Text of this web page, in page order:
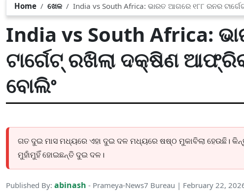
Home ଖେଳ India vs South Africa: ଭାରତ ଆଗରେ ୧୮୮ ରନର
India vs South Africa:
ଟାର୍ଗେଟ୍ ରଖିଲା ଦକ୍ଷିଣ
ବୋଲିଂ
ଗତ ଦୁଇ ମାସ ମଧ୍ୟରେ ଏହା ଦୁଇ ଦଳ ମଧ୍ୟରେ ଷଷ୍ଠ ମୁକାବିଲା ହେଉଛି।
ମୁହାଁମୁହିଁ ହୋଇଛନ୍ତି ଦୁଇ ଦଳ।
Published By: abinash - Prameya-News7 Bureau | February 22,